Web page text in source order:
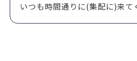
いつも時間通りに(集配に)来て